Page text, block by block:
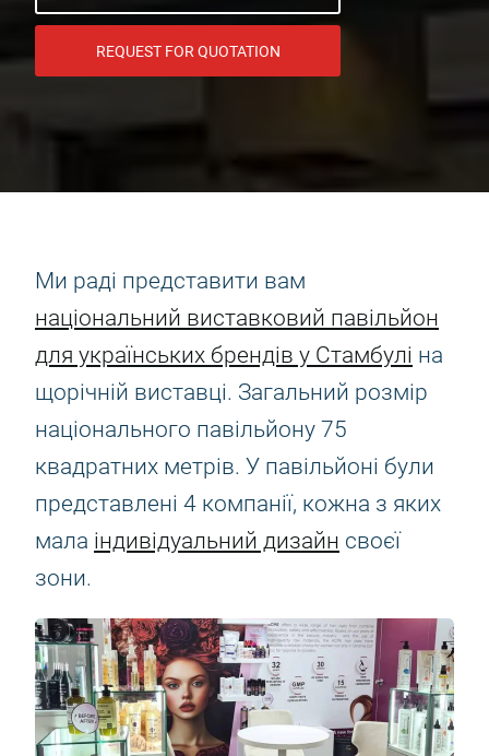
REQUEST FOR QUOTATION
Ми раді представити вам
національний виставковий павільйон
для українських брендів у Стамбулі на
щорічній виставці. Загальний розмір
національного павільйону 75
квадратних метрів. У павільйоні були
представлені 4 компанії, кожна з яких
мала індивідуальний дизайн своєї
зони.